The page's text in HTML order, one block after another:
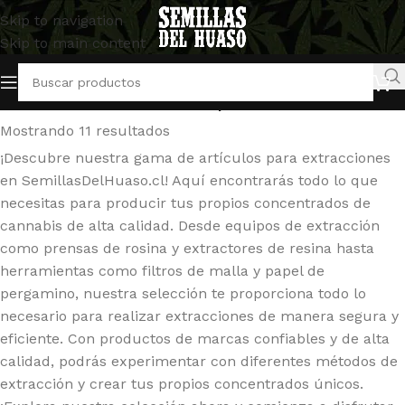
Skip to navigation
Skip to main content
Inicio/Para Fumetas/Artículos para extracciones
Mostrando 11 resultados
¡Descubre nuestra gama de artículos para extracciones
en SemillasDelHuaso.cl! Aquí encontrarás todo lo que
necesitas para producir tus propios concentrados de
cannabis de alta calidad. Desde equipos de extracción
como prensas de rosina y extractores de resina hasta
herramientas como filtros de malla y papel de
pergamino, nuestra selección te proporciona todo lo
necesario para realizar extracciones de manera segura y
eficiente. Con productos de marcas confiables y de alta
calidad, podrás experimentar con diferentes métodos de
extracción y crear tus propios concentrados únicos.